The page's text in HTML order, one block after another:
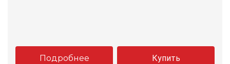
Подробнее Купить